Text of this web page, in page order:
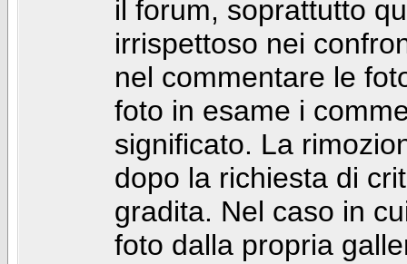
il forum, soprattutto
irrispettoso nei
nel commentare le
foto in esame i
significato. La
dopo la richiesta di
gradita. Nel caso in
foto dalla propria